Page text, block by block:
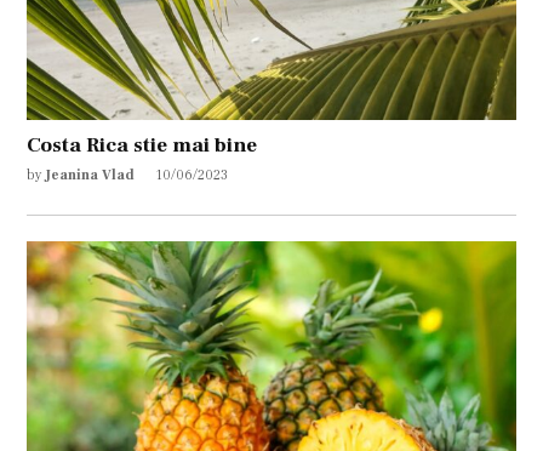
Costa Rica stie mai bine
by Jeanina Vlad 10/06/2023